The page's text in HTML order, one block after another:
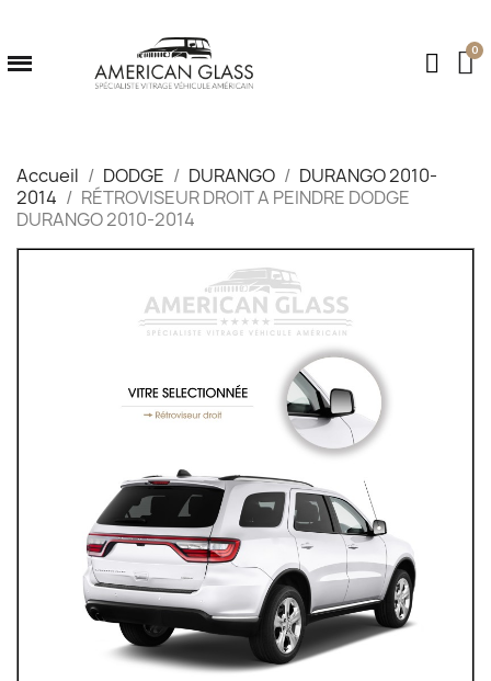
Accueil DODGE DURANGO
DURANGO 2010-
2014
RÉTROVISEUR DROIT A PEINDRE DODGE
DURANGO 2010-2014